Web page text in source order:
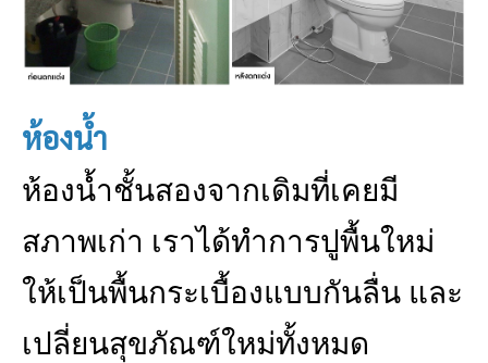
ห้องน้ำ
ห้องน้ำชั้นสองจากเดิมที่เคยมี
สภาพเก่า เราได้ทำการปูพื้นใหม่
ให้เป็นพื้นกระเบื้องแบบกันลื่น และ
เปลี่ยนสุขภัณฑ์ใหม่ทั้งหมด